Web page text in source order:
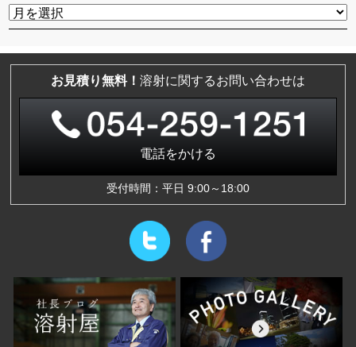
お見積り無料！ 溶射に関するお問い合わせは
電話をかける
受付時間：平日 9:00～18:00